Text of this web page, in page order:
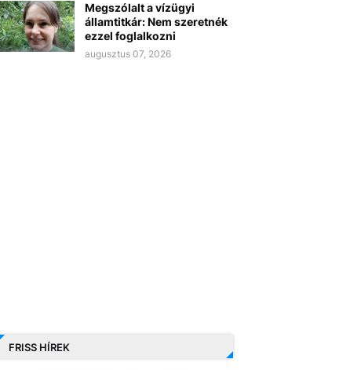
Megszólalt a vízügyi
államtitkár: Nem szeretnék
ezzel foglalkozni
augusztus 07, 2026
FRISS HÍREK